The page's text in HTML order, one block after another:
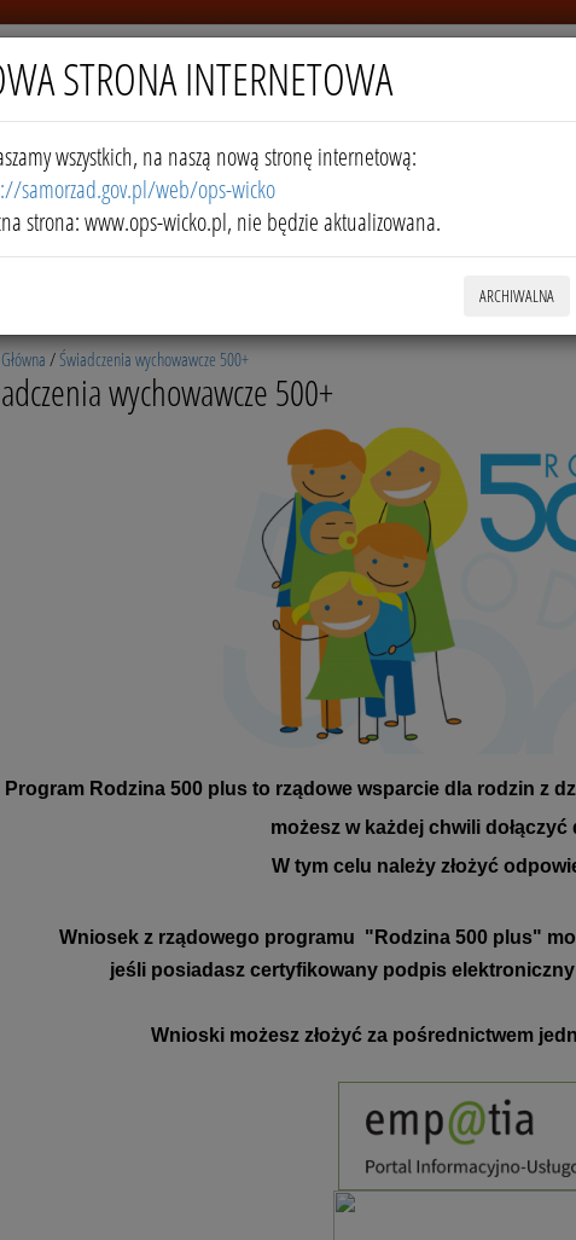
/Świadczenia wychowawcze 500+
wychowawcze 500+
Program Rodzina 500 plus to rządowe wsparcie dla rodzin z
możesz w każdej chwili
W tym celu należy złożyć
Wniosek z rządowego programu "Rodzina 500 plus"
jeśli posiadasz certyfikowany podpis
Wnioski możesz złożyć za pośrednictwem
STRONA INTERNETOWA
wszystkich, na naszą nową stronę internetową:
samorzad.gov.pl/web/ops-wicko
strona: www.ops-wicko.pl, nie będzie aktualizowana.
ARCHIWALNA